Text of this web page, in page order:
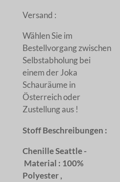
Versand :
Wählen Sie im
Bestellvorgang zwischen
Selbstabholung bei
einem der Joka
Schauräume in
Österreich oder
Zustellung aus !
Stoff Beschreibungen :
Chenille Seattle -
Material : 100%
Polyester ,